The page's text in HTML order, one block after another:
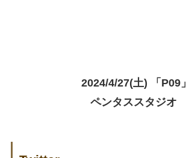
2024/4/27(土) 「P09」
ペンタススタジオ